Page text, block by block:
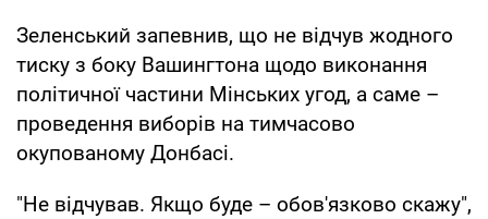
Зеленський запевнив, що не відчув жодного
тиску з боку Вашингтона щодо виконання
політичної частини Мінських угод, а саме –
проведення виборів на тимчасово
окупованому Донбасі.
"Не відчував. Якщо буде – обов'язково скажу",